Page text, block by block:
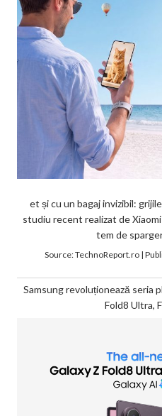
et și cu un bagaj invizibil:
studiu recent realizat de
tem de
Source:TechnoReport.ro|
Samsung revoluționează seria
Fold8 Ultra,